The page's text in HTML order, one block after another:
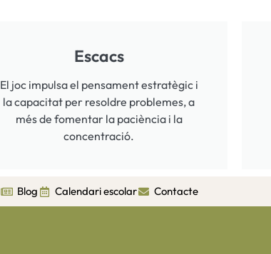
Escacs
El joc impulsa el pensament estratègic i
la capacitat per resoldre problemes, a
més de fomentar la paciència i la
concentració.
Blog Calendari escolar Contacte